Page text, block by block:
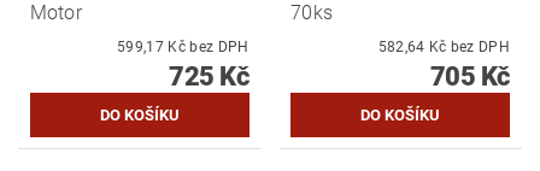
Motor
599,17 Kč bez DPH
725 Kč
70ks
582,64 Kč bez DPH
705 Kč